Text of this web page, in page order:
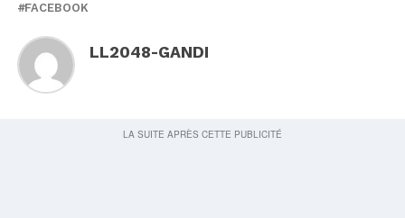
FACEBOOK
LL2048-GANDI